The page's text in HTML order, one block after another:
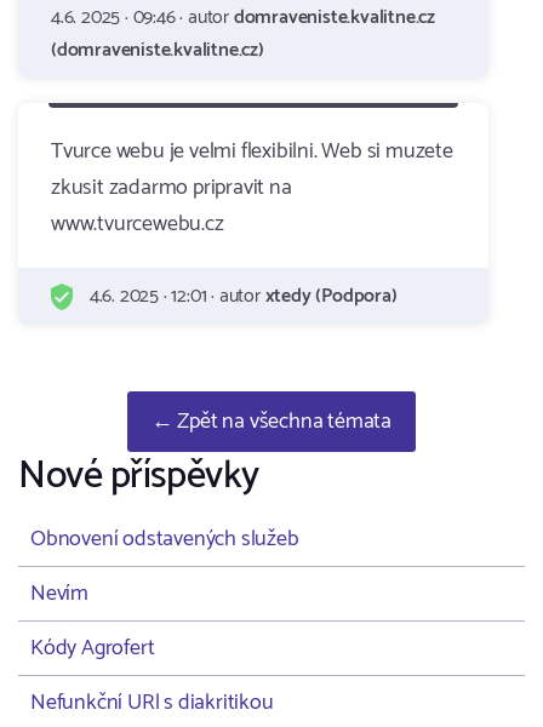
4.6. 2025 · 09:46 · autordomraveniste.kvalitne.cz
(domraveniste.kvalitne.cz)
Tvurce webu je velmi flexibilni. Web si muzete
zkusit zadarmo pripravit na
www.tvurcewebu.cz
4.6. 2025 · 12:01 · autorxtedy (Podpora)
← Zpět na všechna témata
Nové příspěvky
Obnovení odstavených služeb
Nevím
Kódy Agrofert
Nefunkční URl s diakritikou